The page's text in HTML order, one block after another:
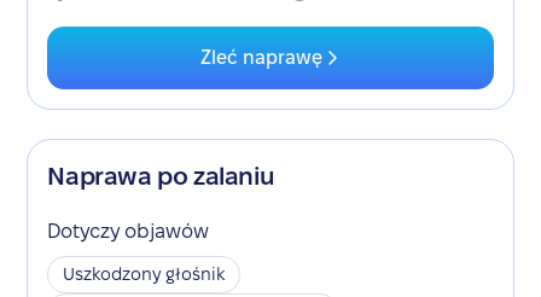
Zleć naprawę
Naprawa po zalaniu
Dotyczy objawów
Uszkodzony głośnik